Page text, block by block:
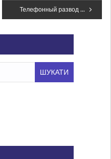
Телефонный развод в Днепропетровске: с мужчины по телефону вымогали 1 тысячу долларов за свободу его внука